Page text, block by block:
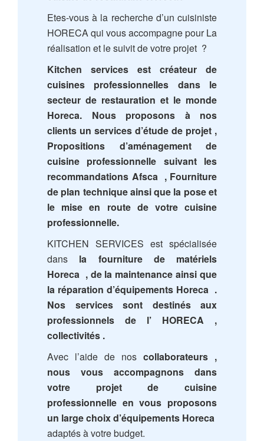
Etes-vous à la recherche d’un cuisiniste
HORECA qui vous accompagne pour La
réalisation et le suivit de votre projet ?
Kitchen services est créateur de
cuisines professionnelles dans le
secteur de restauration et le monde
Horeca. Nous proposons à nos
clients un services d’étude de projet ,
Propositions d’aménagement de
cuisine professionnelle suivant les
recommandations Afsca , Fourniture
de plan technique ainsi que la pose et
le mise en route de votre cuisine
professionnelle.
KITCHEN SERVICES est spécialisée
dans la fourniture de matériels
Horeca , de la maintenance ainsi que
la réparation d’équipements Horeca .
Nos services sont destinés aux
professionnels de l’ HORECA ,
collectivités .
Avec l’aide de nos collaborateurs ,
nous vous accompagnons dans
votre projet de cuisine
professionnelle en vous proposons
un large choix d’équipements Horeca
adaptés à votre budget.